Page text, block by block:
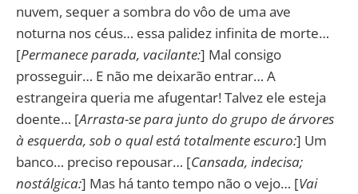
nuvem, sequer a sombra do vôo de uma ave
noturna nos céus… essa palidez infinita de morte…
[Permanece parada, vacilante:] Mal consigo
prosseguir… E não me deixarão entrar… A
estrangeira queria me afugentar! Talvez ele esteja
doente… [Arrasta-se para junto do grupo de árvores
à esquerda, sob o qual está totalmente escuro:] Um
banco… preciso repousar… [Cansada, indecisa;
nostálgica:] Mas há tanto tempo não o vejo… [Vai